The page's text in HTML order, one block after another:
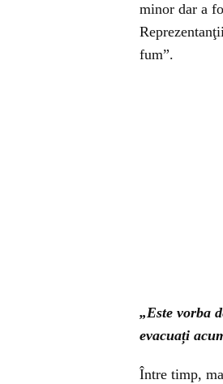
minor dar a
fum”.
„Este vorba
evacuați
Între timp,